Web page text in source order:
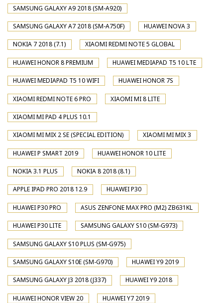
SAMSUNG GALAXY A9 2018 (SM-A920)
SAMSUNG GALAXY A7 2018 (SM-A750F) HUAWEI NOVA 3
NOKIA 7 2018 (7.1) XIAOMI REDMI NOTE 5 GLOBAL
HUAWEI HONOR 8 PREMIUM HUAWEI MEDIAPAD T5 10 LTE
HUAWEI MEDIAPAD T5 10 WIFI HUAWEI HONOR 7S
XIAOMI REDMI NOTE 6 PRO XIAOMI MI 8 LITE
XIAOMI MI PAD 4 PLUS 10.1
XIAOMI MI MIX 2 SE (SPECIAL EDITION) XIAOMI MI MIX 3
HUAWEI P SMART 2019 HUAWEI HONOR 10 LITE
NOKIA 3.1 PLUS NOKIA 8 2018 (8.1)
APPLE IPAD PRO 2018 12.9 HUAWEI P30
HUAWEI P30 PRO ASUS ZENFONE MAX PRO (M2) ZB631KL
HUAWEI P30 LITE SAMSUNG GALAXY S10 (SM-G973)
SAMSUNG GALAXY S10 PLUS (SM-G975)
SAMSUNG GALAXY S10E (SM-G970) HUAWEI Y9 2019
SAMSUNG GALAXY J3 2018 (J337) HUAWEI Y9 2018
HUAWEI HONOR VIEW 20 HUAWEI Y7 2019